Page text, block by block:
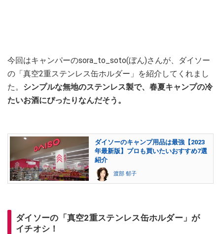
今回はキャンパーのsora_to_soto(ぼん)さんが、ダイソー
の「真空2重ステンレス缶ホルダー」を紹介してくれまし
た。 シンプルな無地のステンレス製で、春夏キャンプの冷
たいお酒にぴったりなんだそう。
ダイソーのキャンプ用品は最強【2023
年最新版】プロも買いたいおすすめ7選
紹介
渡部 郁子
ダイソーの「真空2重ステンレス缶ホルダー」が
イチオシ！